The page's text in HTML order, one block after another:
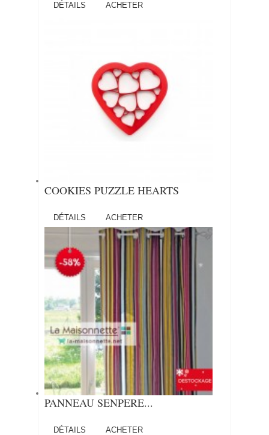
DÉTAILS ACHETER
COOKIES PUZZLE HEARTS
DÉTAILS ACHETER
PANNEAU SENPERE...
DÉTAILS ACHETER